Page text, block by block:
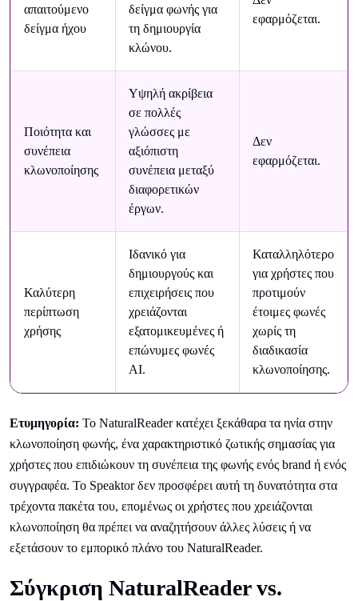
απαιτούμενο
δείγμα ήχου
δείγμα φωνής για
τη δημιουργία
κλώνου.
εφαρμόζεται.
Ποιότητα και
συνέπεια
κλωνοποίησης
Υψηλή ακρίβεια
σε πολλές
γλώσσες με
αξιόπιστη
συνέπεια μεταξύ
διαφορετικών
έργων.
Δεν
εφαρμόζεται.
Καλύτερη
περίπτωση
χρήσης
Ιδανικό για
δημιουργούς και
επιχειρήσεις που
χρειάζονται
εξατομικευμένες ή
επώνυμες φωνές
AI.
Καταλληλότερο
για χρήστες που
προτιμούν
έτοιμες φωνές
χωρίς τη
διαδικασία
κλωνοποίησης.
Ετυμηγορία: Το NaturalReader κατέχει ξεκάθαρα τα ηνία στην
κλωνοποίηση φωνής, ένα χαρακτηριστικό ζωτικής σημασίας για
χρήστες που επιδιώκουν τη συνέπεια της φωνής ενός brand ή ενός
συγγραφέα. Το Speaktor δεν προσφέρει αυτή τη δυνατότητα στα
τρέχοντα πακέτα του, επομένως οι χρήστες που χρειάζονται
κλωνοποίηση θα πρέπει να αναζητήσουν άλλες λύσεις ή να
εξετάσουν το εμπορικό πλάνο του NaturalReader.
Σύγκριση NaturalReader vs.